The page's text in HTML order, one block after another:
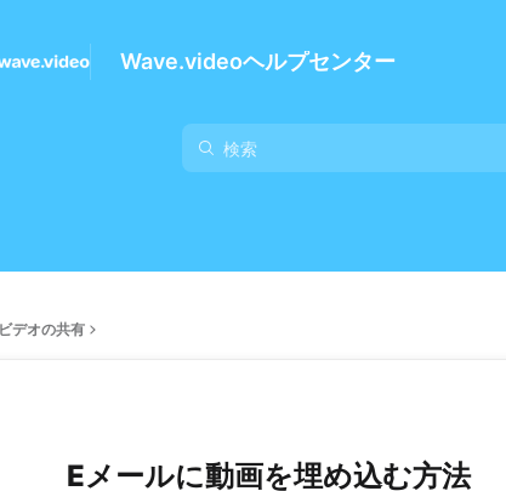
Wave.videoヘルプセンター
ビデオの共有
Eメールに動画を埋め込む方法